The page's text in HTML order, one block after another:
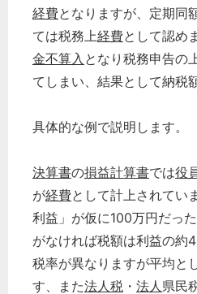
経費となりますが、定期同
ては税務上経費として認め
金不算入 となり税務申告の
てしまい、結果として納税
具体的な例で説明します。
決算書の損益計算書では役
が経費として計上されてい
利益」が仮に100万円だった
がなければ税額は利益の約
税率が異なりますが平均と
す、また法人税 ・ 法人県民